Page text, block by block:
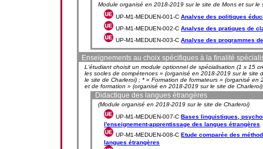
Module organisé en 2018-2019 sur le site de Mons et sur le
UP-M1-MEDUEN-001-CAnalyse des politiques
UP-M1-MEDUEN-002-CAnalyse des pratiques de
UP-M1-MEDUEN-003-CAnalyse des programmes
Enseignements au choix spécifiques à la finalité
L'étudiant choisit un module optionnel de spécialisation (1 x 15
les socles de compétences » (organisé en 2018-2019 sur le
le site de Charleroi) ; * « Formation de formateurs » (organisé
et de formation » (organisé en 2018-2019 sur le site de
Didactique des langues étrangères
(Module organisé en 2018-2019 sur le site de Charleroi)
UP-M1-MEDUEN-007-CBases linguistiques,
l'enseignement-apprentissage des langues étrangères
UP-M1-MEDUEN-008-CEtude comparée des
langues étrangères